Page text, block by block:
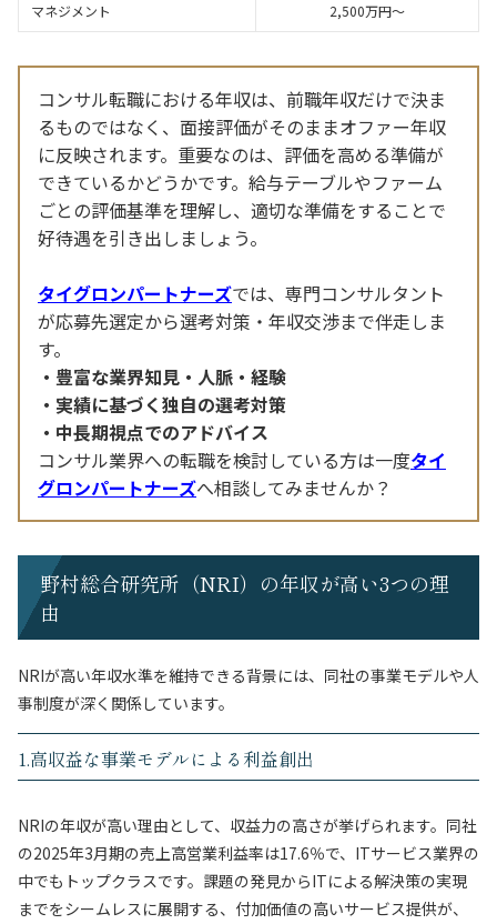
マネジメント 2,500万円〜
コンサル転職における年収は、前職年収だけで決ま
るものではなく、面接評価がそのままオファー年収
に反映されます。重要なのは、評価を高める準備が
できているかどうかです。給与テーブルやファーム
ごとの評価基準を理解し、適切な準備をすることで
好待遇を引き出しましょう。
タイグロンパートナーズでは、専門コンサルタント
が応募先選定から選考対策・年収交渉まで伴走しま
す。
豊富な業界知見・人脈・経験
実績に基づく独自の選考対策
中長期視点でのアドバイス
コンサル業界への転職を検討している方は一度タイ
グロンパートナーズへ相談してみませんか？
野村総合研究所（NRI）の年収が高い3つの理
由
NRIが高い年収水準を維持できる背景には、同社の事業モデルや人
事制度が深く関係しています。
1.高収益な事業モデルによる利益創出
NRIの年収が高い理由として、収益力の高さが挙げられます。同社
の2025年3月期の売上高営業利益率は17.6％で、ITサービス業界の
中でもトップクラスです。課題の発見からITによる解決策の実現
までをシームレスに展開する、付加価値の高いサービス提供が、